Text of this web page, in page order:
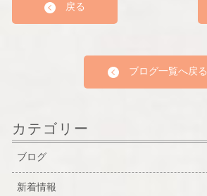
戻る
ブログ一覧へ戻る
カテゴリー
ブログ
新着情報